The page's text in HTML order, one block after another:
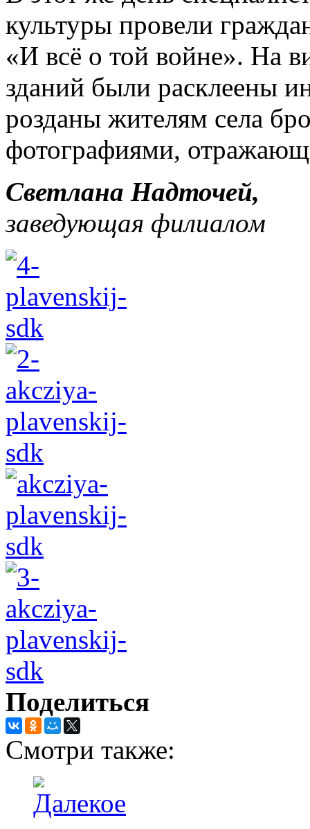
культуры провели
«И всё о той войне». На
зданий были расклеены
розданы жителям села
фотографиями,
Светлана Надточей,
заведующая филиалом
Поделиться
Смотри также: